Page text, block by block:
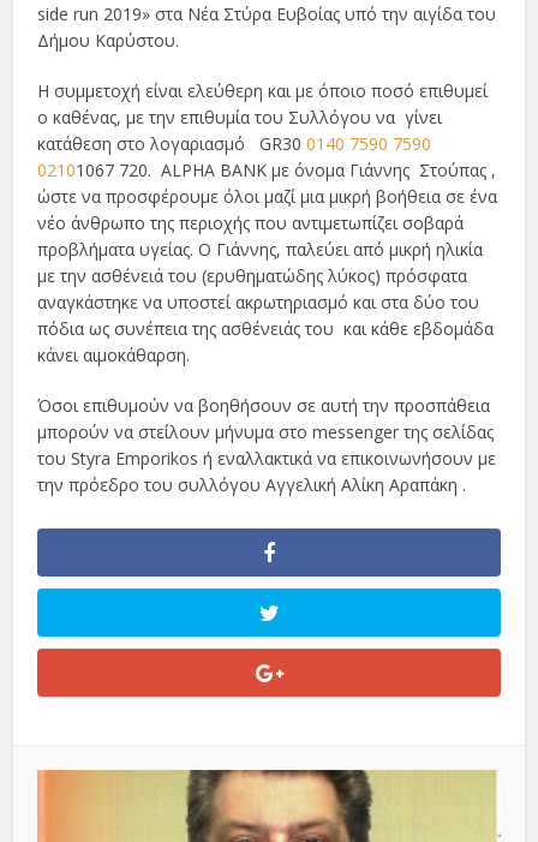
side run 2019» στα Νέα Στύρα Ευβοίας υπό την αιγίδα του
Δήμου Καρύστου.
Η συμμετοχή είναι ελεύθερη και με όποιο ποσό επιθυμεί
ο καθένας, με την επιθυμία του Συλλόγου να γίνει
κατάθεση στο λογαριασμό
GR300140 7590 7590
02101067 720. ALPHA BANK με όνομα Γιάννης Στούπας ,
ώστε να προσφέρουμε όλοι μαζί μια μικρή βοήθεια σε ένα
νέο άνθρωπο της περιοχής που αντιμετωπίζει σοβαρά
προβλήματα υγείας. Ο Γιάννης, παλεύει από μικρή ηλικία
με την ασθένειά του (ερυθηματώδης λύκος) πρόσφατα
αναγκάστηκε να υποστεί ακρωτηριασμό και στα δύο του
πόδια ως συνέπεια της ασθένειάς του και κάθε εβδομάδα
κάνει αιμοκάθαρση.
Όσοι επιθυμούν να βοηθήσουν σε αυτή την προσπάθεια
μπορούν να στείλουν μήνυμα στο messenger της σελίδας
του Styra Emporikos ή εναλλακτικά να επικοινωνήσουν με
την πρόεδρο του συλλόγου Αγγελική Αλίκη Αραπάκη .